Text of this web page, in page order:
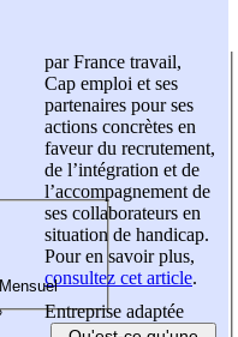
par France travail,
Cap emploi et ses
partenaires pour ses
actions concrètes en
faveur du recrutement,
de l’intégration et de
l’accompagnement de
ses collaborateurs en
situation de handicap.
Pour en savoir plus,
consultez cet article.
Entreprise adaptée